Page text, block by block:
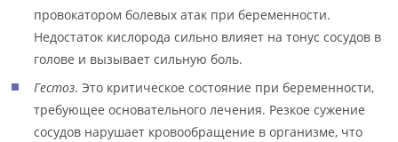
провокатором болевых атак при беременности.
Недостаток кислорода сильно влияет на тонус сосудов в
голове и вызывает сильную боль.
Гестоз. Это критическое состояние при беременности,
требующее основательного лечения. Резкое сужение
сосудов нарушает кровообращение в организме, что